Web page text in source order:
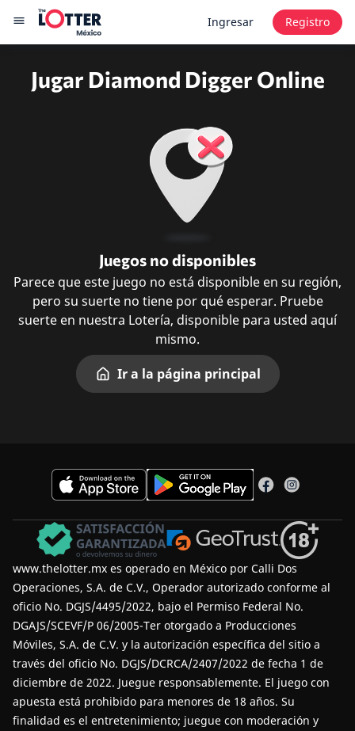
Ingresar Registro
Jugar Diamond Digger Online
Juegos no disponibles
Parece que este juego no está disponible en su región,
pero su suerte no tiene por qué esperar. Pruebe
suerte en nuestra Lotería, disponible para usted aquí
mismo.
Ir a la página principal
www.thelotter.mx es operado en México por Calli Dos
Operaciones, S.A. de C.V., Operador autorizado conforme al
oficio No. DGJS/4495/2022, bajo el Permiso Federal No.
DGAJS/SCEVF/P 06/2005-Ter otorgado a Producciones
Móviles, S.A. de C.V. y la autorización específica del sitio a
través del oficio No. DGJS/DCRCA/2407/2022 de fecha 1 de
diciembre de 2022. Juegue responsablemente. El juego con
apuesta está prohibido para menores de 18 años. Su
finalidad es el entretenimiento; juegue con moderación y